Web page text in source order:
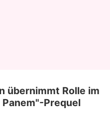
übernimmt Rolle im
Prequel